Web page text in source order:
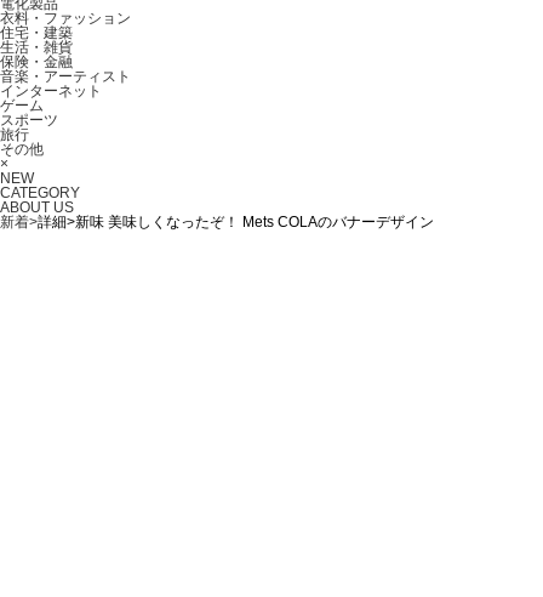
電化製品
衣料・ファッション
住宅・建築
生活・雑貨
保険・金融
音楽・アーティスト
インターネット
ゲーム
スポーツ
旅行
その他
×
NEW
CATEGORY
ABOUT US
新着>詳細>新味 美味しくなったぞ！ Mets COLAのバナーデザイン